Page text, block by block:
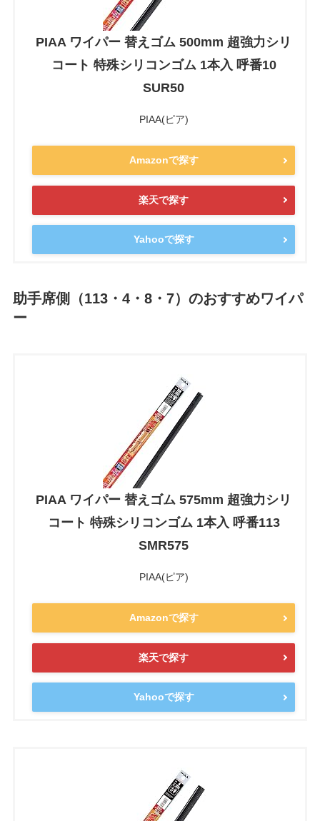
PIAA ワイパー 替えゴム 500mm 超強力シリ
コート 特殊シリコンゴム 1本入 呼番10
SUR50
PIAA(ピア)
Amazonで探す
楽天で探す
Yahooで探す
助手席側（113・4・8・7）のおすすめワイパ
ー
PIAA ワイパー 替えゴム 575mm 超強力シリ
コート 特殊シリコンゴム 1本入 呼番113
SMR575
PIAA(ピア)
Amazonで探す
楽天で探す
Yahooで探す